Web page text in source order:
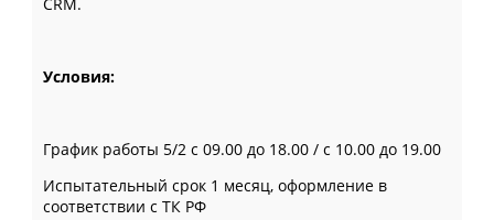
Условия:
График работы 5/2 с 09.00 до 18.00 / с 10.00 до 19.00
Испытательный срок 1 месяц, оформление в
соответствии с ТК РФ